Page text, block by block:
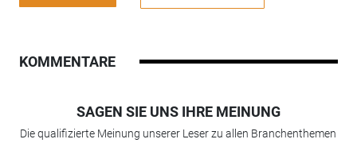
KOMMENTARE
SAGEN SIE UNS IHRE MEINUNG
Die qualifizierte Meinung unserer Leser zu allen Branchenthemen